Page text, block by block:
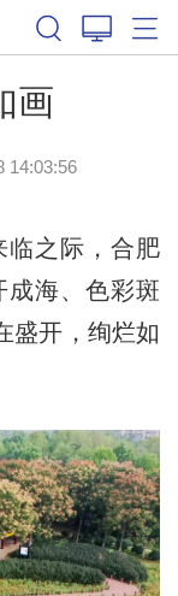
画
14:03:56
之际，合肥
成海、色彩斑
盛开，绚烂如